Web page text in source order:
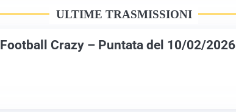
ULTIME TRASMISSIONI
Football Crazy – Puntata del 10/02/2026